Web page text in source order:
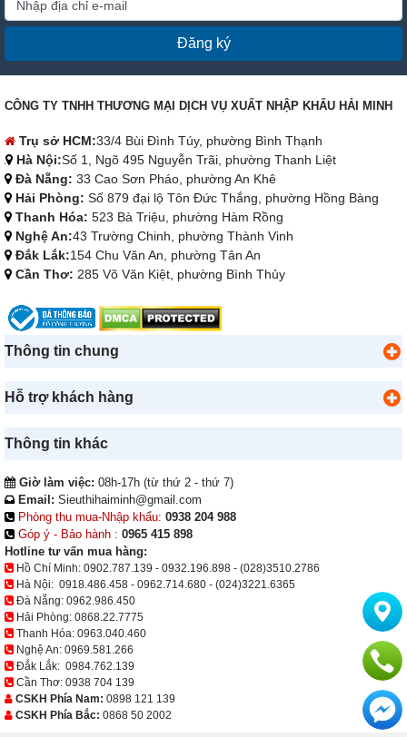
Đăng ký
CÔNG TY TNHH THƯƠNG MẠI DỊCH VỤ XUẤT NHẬP KHẨU HẢI MINH
Trụ sở HCM:33/4 Bùi Đình Túy, phường Bình Thạnh
Hà Nội:Số 1, Ngõ 495 Nguyễn Trãi, phường Thanh Liệt
Đà Nẵng: 33 Cao Sơn Pháo, phường An Khê
Hải Phòng: Số 879 đại lộ Tôn Đức Thắng, phường Hồng Bàng
Thanh Hóa: 523 Bà Triệu, phường Hàm Rồng
Nghệ An:43 Trường Chinh, phường Thành Vinh
Đắk Lắk:154 Chu Văn An, phường Tân An
Cần Thơ: 285 Võ Văn Kiệt, phường Bình Thủy
Thông tin chung
Hỗ trợ khách hàng
Thông tin khác
Giờ làm việc: 08h-17h (từ thứ 2 - thứ 7)
Email: Sieuthihaiminh@gmail.com
Phòng thu mua-Nhập khẩu: 0938 204 988
Góp ý - Bảo hành : 0965 415 898
Hotline tư vấn mua hàng:
Hồ Chí Minh: 0902.787.139 - 0932.196.898 - (028)3510.2786
Hà Nội: 0918.486.458 - 0962.714.680 - (024)3221.6365
Đà Nẵng: 0962.986.450
Hải Phòng: 0868.22.7775
Thanh Hóa: 0963.040.460
Nghệ An: 0969.581.266
Đắk Lắk: 0984.762.139
Cần Thơ: 0938 704 139
CSKH Phía Nam: 0898 121 139
CSKH Phía Bắc: 0868 50 2002